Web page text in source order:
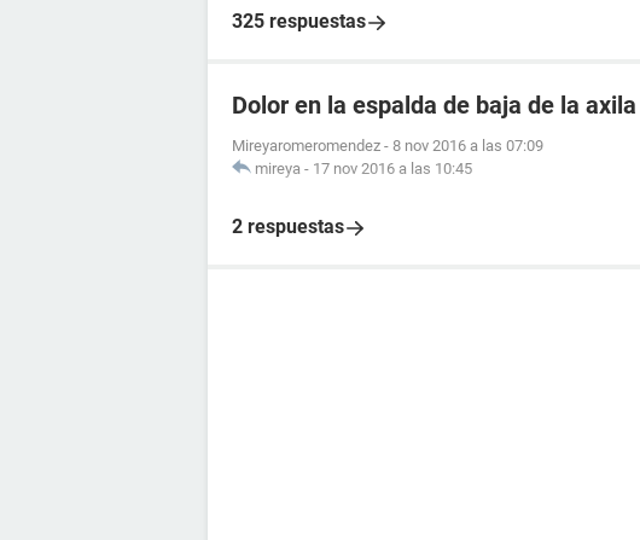
325 respuestas
Dolor en la espalda de baja de la
Mireyaromeromendez - 8 nov 2016 a las 07:09
mireya - 17 nov 2016 a las 10:45
2 respuestas